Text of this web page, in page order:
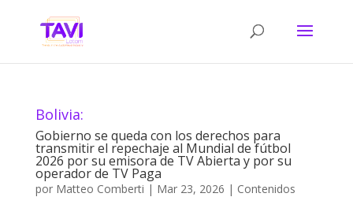
Bolivia:
Gobierno se queda con los derechos para
transmitir el repechaje al Mundial de fútbol
2026 por su emisora de TV Abierta y por su
operador de TV Paga
por Matteo Comberti | Mar 23, 2026 | Contenidos